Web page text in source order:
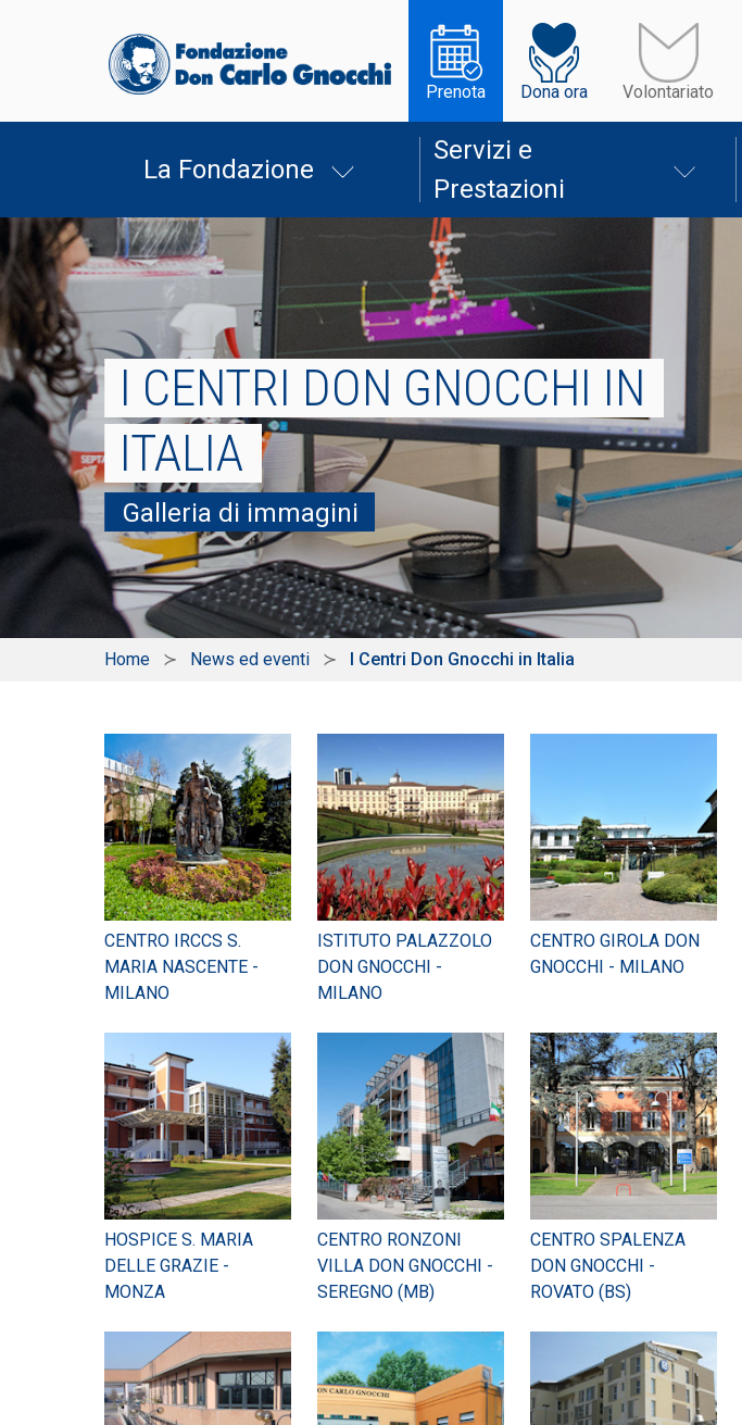
Prenota Dona ora Volontariato
La Fondazione
Servizi e
Prestazioni
I CENTRI DON GNOCCHI IN
ITALIA
Galleria di immagini
Home News ed eventi I Centri Don Gnocchi in Italia
CENTRO IRCCS S.
MARIA NASCENTE -
MILANO
ISTITUTO PALAZZOLO
DON GNOCCHI -
MILANO
CENTRO GIROLA DON
GNOCCHI - MILANO
HOSPICE S. MARIA
DELLE GRAZIE -
MONZA
CENTRO RONZONI
VILLA DON GNOCCHI -
SEREGNO (MB)
CENTRO SPALENZA
DON GNOCCHI -
ROVATO (BS)